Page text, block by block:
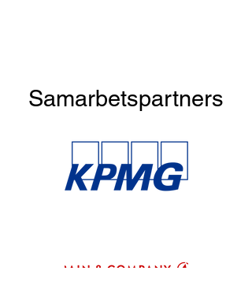
Samarbetspartners